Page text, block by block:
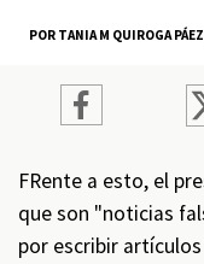
POR TANIA M QUIROGA PÁEZ.
FRente a esto, el
que son "noticias
por escribir